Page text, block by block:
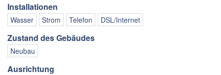
Installationen
Wasser Strom Telefon DSL/Internet
Zustand des Gebäudes
Neubau
Ausrichtung